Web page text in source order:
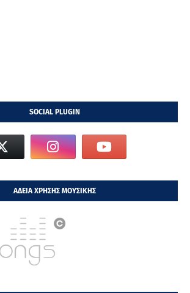
SOCIAL PLUGIN
ΑΔΕΙΑ ΧΡΗΣΗΣ ΜΟΥΣΙΚΗΣ